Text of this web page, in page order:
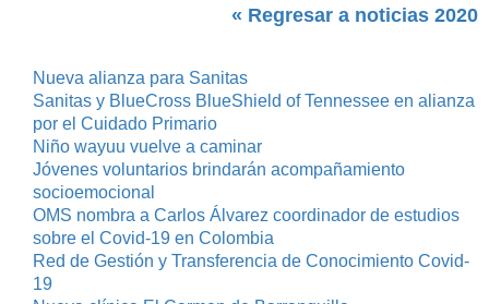
« Regresar a noticias 2020
Nueva alianza para Sanitas
Sanitas y BlueCross BlueShield of Tennessee en alianza
por el Cuidado Primario
Niño wayuu vuelve a caminar
Jóvenes voluntarios brindarán acompañamiento
socioemocional
OMS nombra a Carlos Álvarez coordinador de estudios
sobre el Covid-19 en Colombia
Red de Gestión y Transferencia de Conocimiento Covid-
19